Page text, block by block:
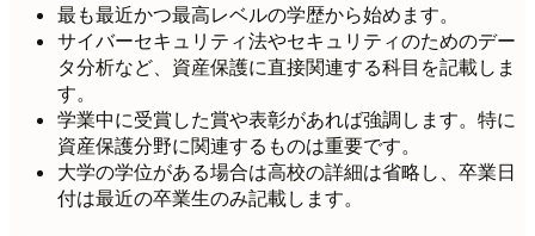
最も最近かつ最高レベルの学歴から始めます。
サイバーセキュリティ法やセキュリティのためのデー
タ分析など、資産保護に直接関連する科目を記載しま
す。
学業中に受賞した賞や表彰があれば強調します。特に
資産保護分野に関連するものは重要です。
大学の学位がある場合は高校の詳細は省略し、卒業日
付は最近の卒業生のみ記載します。